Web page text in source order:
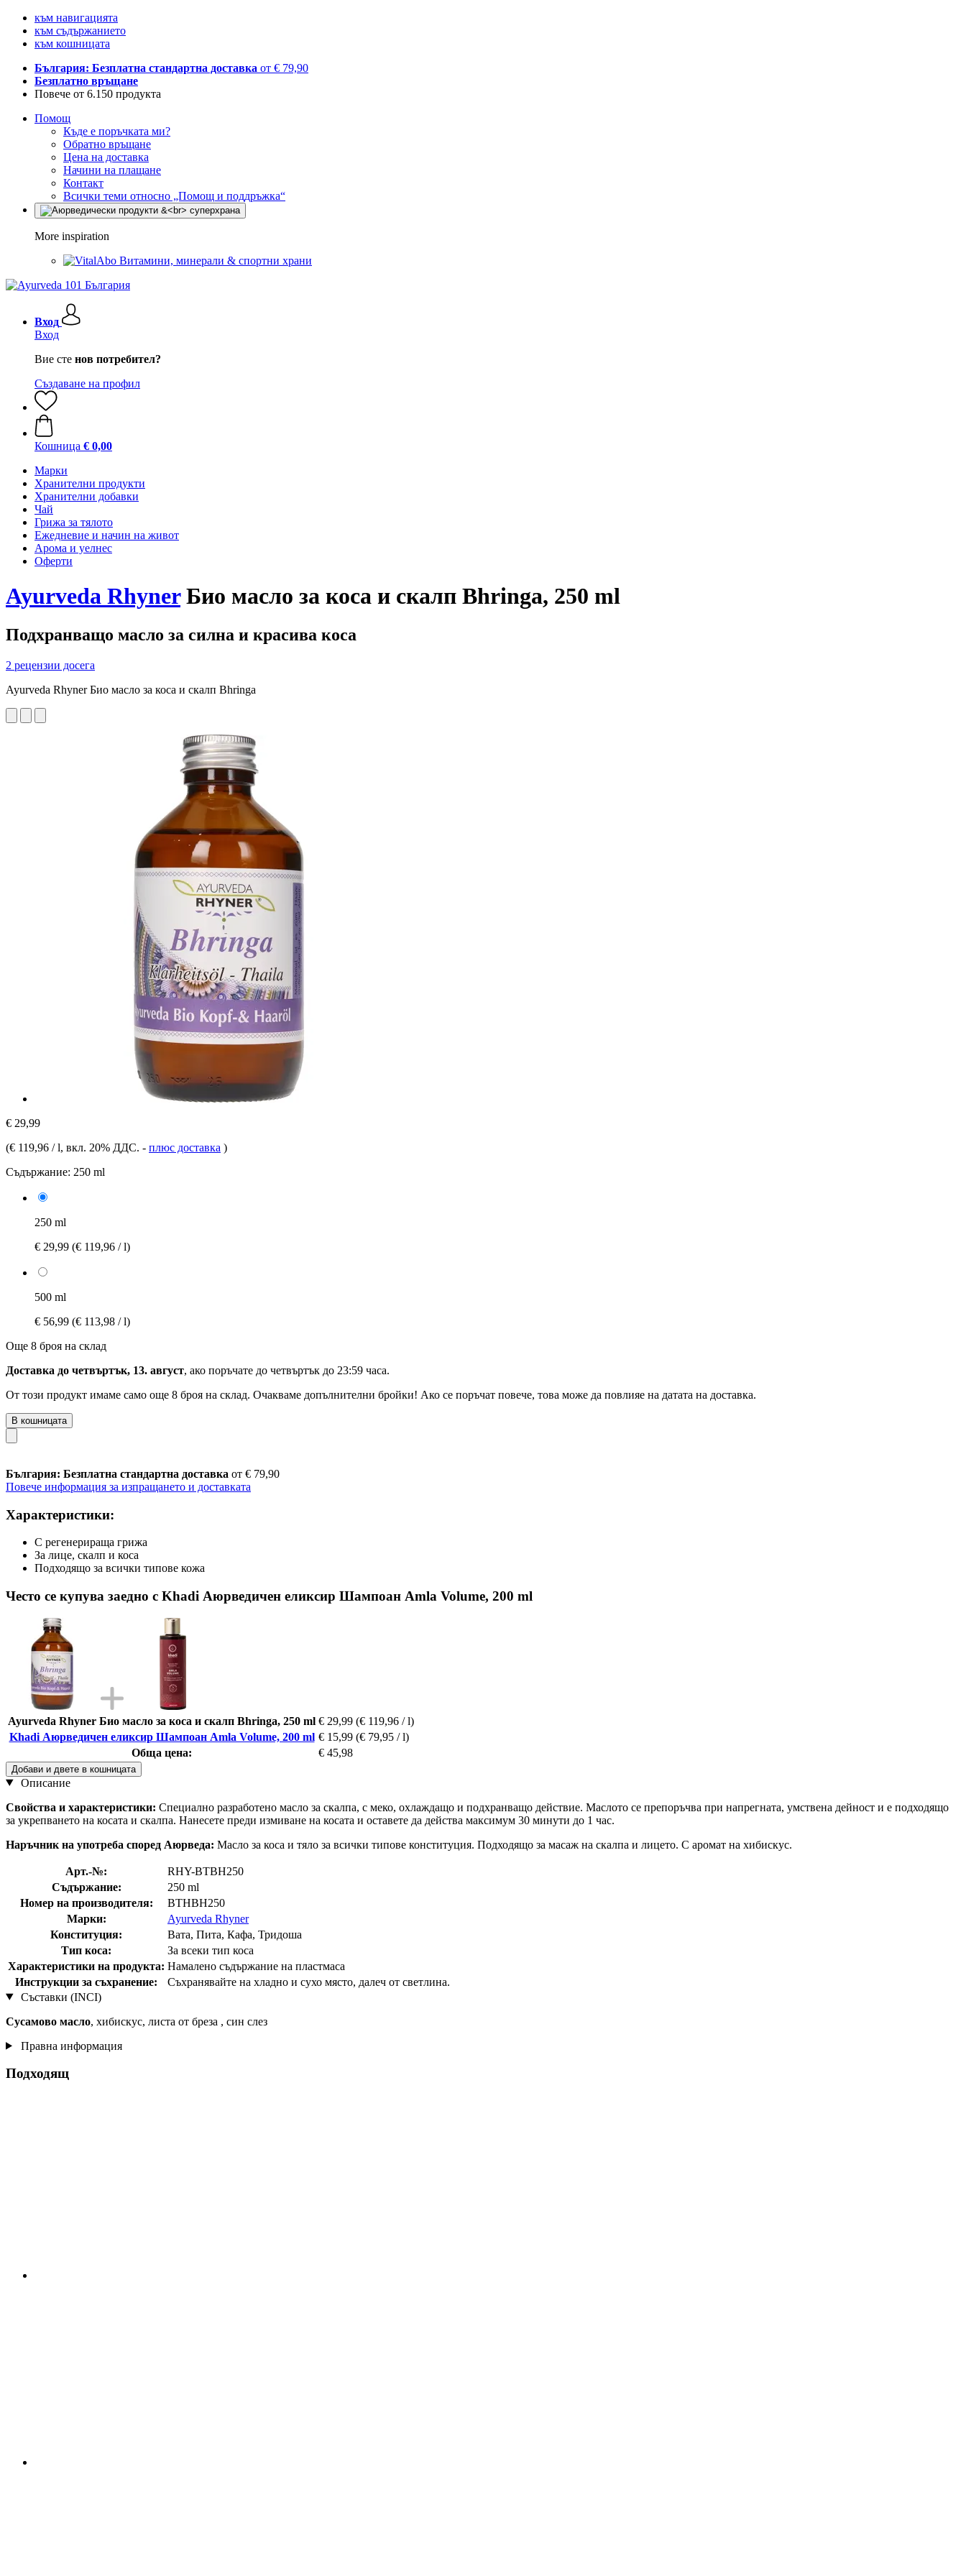
към навигацията
към съдържанието
към кошницата
България: Безплатна стандартна доставка от € 79,90
Безплатно връщане
Повече от 6.150 продукта
Помощ
Къде е поръчката ми?
Обратно връщане
Цена на доставка
Начини на плащане
Контакт
Всички теми относно „Помощ и поддръжка“
More inspiration
Витамини, минерали & спортни храни
Вход
Вход
Вие сте нов потребител?
Създаване на профил
Кошница € 0,00
Марки
Хранителни продукти
Хранителни добавки
Чай
Грижа за тялото
Ежедневие и начин на живот
Арома и уелнес
Оферти
Ayurveda RhynerБио масло за коса и скалп Bhringa, 250 ml
Подхранващо масло за силна и красива коса
2 рецензии досега
Ayurveda Rhyner Био масло за коса и скалп Bhringa
€ 29,99
(€ 119,96 / l, вкл. 20% ДДС. - плюс доставка )
Съдържание: 250 ml
250 ml
€ 29,99 (€ 119,96 / l)
500 ml
€ 56,99 (€ 113,98 / l)
Още 8 броя на склад
Доставка до четвъртък, 13. август, ако поръчате до четвъртък до 23:59 часа.
От този продукт имаме само още 8 броя на склад. Очакваме допълнителни бройки! Ако се поръчат повече, това може да повлияе на датата на доставка.
В кошницата
България: Безплатна стандартна доставка от € 79,90
Повече информация за изпращането и доставката
Характеристики:
С регенерираща грижа
За лице, скалп и коса
Подходящо за всички типове кожа
Често се купува заедно с Khadi Аюрведичен еликсир Шампоан Amla Volume, 200 ml
Ayurveda Rhyner Био масло за коса и скалп Bhringa, 250 ml € 29,99 (€ 119,96 / l)
Khadi Аюрведичен еликсир Шампоан Amla Volume, 200 ml € 15,99 (€ 79,95 / l)
Обща цена:
€ 45,98
Добави и двете в кошницата
Описание
Свойства и характеристики: Специално разработено масло за скалпа, с меко, охлаждащо и подхранващо действие. Маслото се препоръчва при напрегната, умствена дейност и е подходящо
за укрепването на косата и скалпа. Нанесете преди измиване на косата и оставете да действа максимум 30 минути до 1 час.
Наръчник на употреба според Аюрведа: Масло за коса и тяло за всички типове конституция. Подходящо за масаж на скалпа и лицето. С аромат на хибискус.
Арт.-№:
RHY-BTBH250
Съдържание:
250 ml
Номер на производителя:
BTHBH250
Марки:
Ayurveda Rhyner
Конституция:
Вата, Пита, Кафа, Тридоша
Тип коса:
За всеки тип коса
Характеристики на продукта: Намалено съдържание на пластмаса
Инструкции за съхранение:
Съхранявайте на хладно и сухо място, далеч от светлина.
Съставки (INCI)
Сусамово масло, хибискус, листа от бреза , син слез
Правна информация
Подходящ